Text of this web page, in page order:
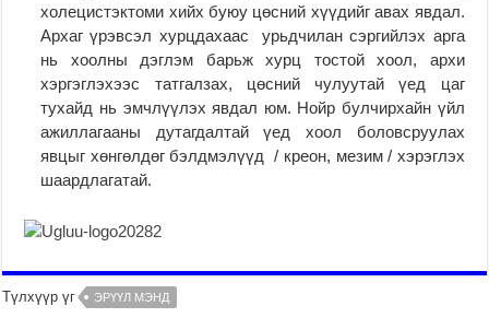
холецистэктоми хийх буюу цөсний хүүдийг авах явдал.
Архаг үрэвсэл хурцдахаас урьдчилан сэргийлэх арга
нь хоолны дэглэм барьж хурц тостой хоол, архи
хэргэглэхээс татгалзах, цөсний чулуутай үед цаг
тухайд нь эмчлүүлэх явдал юм. Нойр булчирхайн үйл
ажиллагааны дутагдалтай үед хоол боловсруулах
явцыг хөнгөлдөг бэлдмэлүүд / креон, мезим / хэрэглэх
шаардлагатай.
Түлхүүр үг ЭРҮҮЛ МЭНД